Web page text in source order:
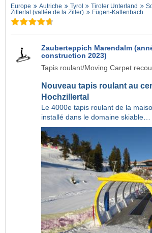
Europe Autriche Tyrol Tiroler Unterland
Zillertal (vallée de la Ziller)
Fügen-Kaltenbach
Zauberteppich Marendalm
construction 2023)
Tapis roulant/Moving Carpet
Nouveau tapis roulant au
Hochzillertal
Le 4000e tapis roulant de la
installé dans le domaine skiable…